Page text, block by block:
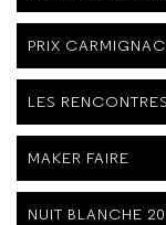
PRIX
LES
MAKER FAIRE
NUIT BLANCHE